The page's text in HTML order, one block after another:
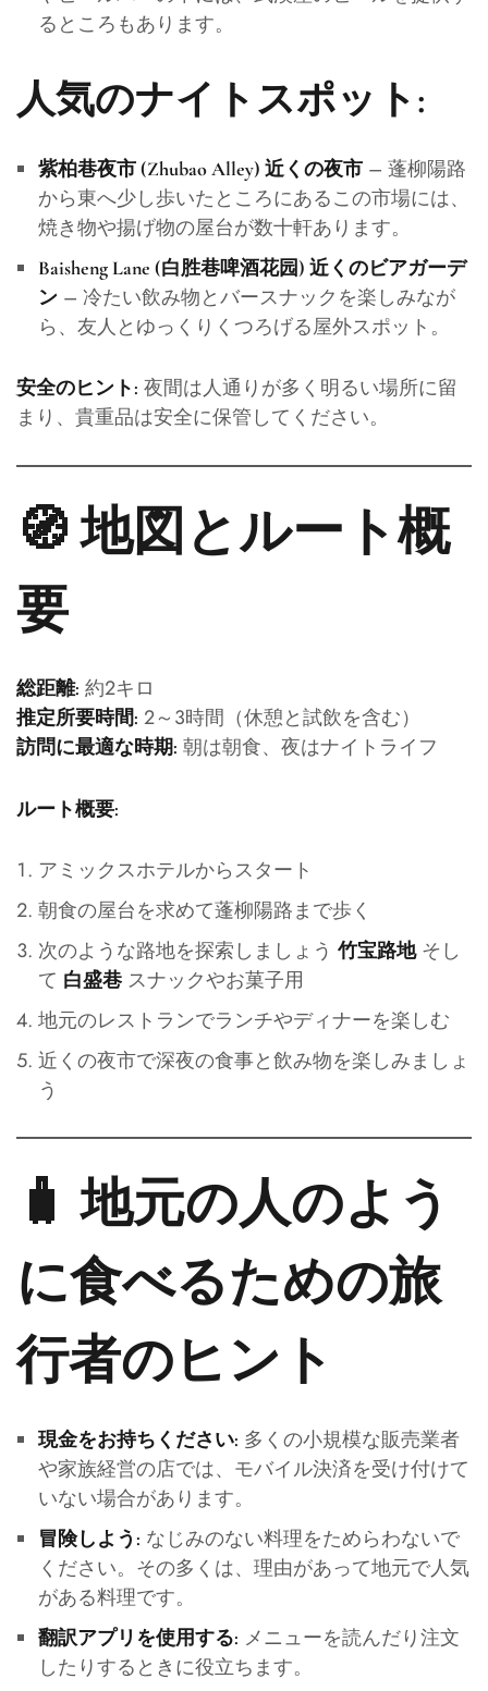
るところもあります。
人気のナイトスポット:
紫柏巷夜市 (Zhubao Alley) 近くの夜市– 蓬柳陽路
から東へ少し歩いたところにあるこの市場には、
焼き物や揚げ物の屋台が数十軒あります。
Baisheng Lane (白胜巷啤酒花园) 近くのビアガーデ
ン– 冷たい飲み物とバースナックを楽しみなが
ら、友人とゆっくりくつろげる屋外スポット。
安全のヒント: 夜間は人通りが多く明るい場所に留
まり、貴重品は安全に保管してください。
🧭 地図とルート概
要
総距離: 約2キロ
推定所要時間: 2～3時間（休憩と試飲を含む）
訪問に最適な時期: 朝は朝食、夜はナイトライフ
ルート概要:
アミックスホテルからスタート
朝食の屋台を求めて蓬柳陽路まで歩く
次のような路地を探索しましょう 竹宝路地そし
て 白盛巷スナックやお菓子用
地元のレストランでランチやディナーを楽しむ
近くの夜市で深夜の食事と飲み物を楽しみましょ
う
🧳 地元の人のよう
に食べるための旅
行者のヒント
現金をお持ちください: 多くの小規模な販売業者
や家族経営の店では、モバイル決済を受け付けて
いない場合があります。
冒険しよう: なじみのない料理をためらわないで
ください。その多くは、理由があって地元で人気
がある料理です。
翻訳アプリを使用する: メニューを読んだり注文
したりするときに役立ちます。